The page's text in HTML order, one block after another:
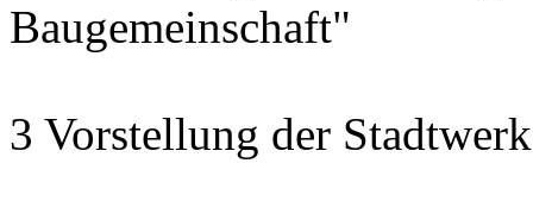
Baugemeinschaft"
3 Vorstellung der